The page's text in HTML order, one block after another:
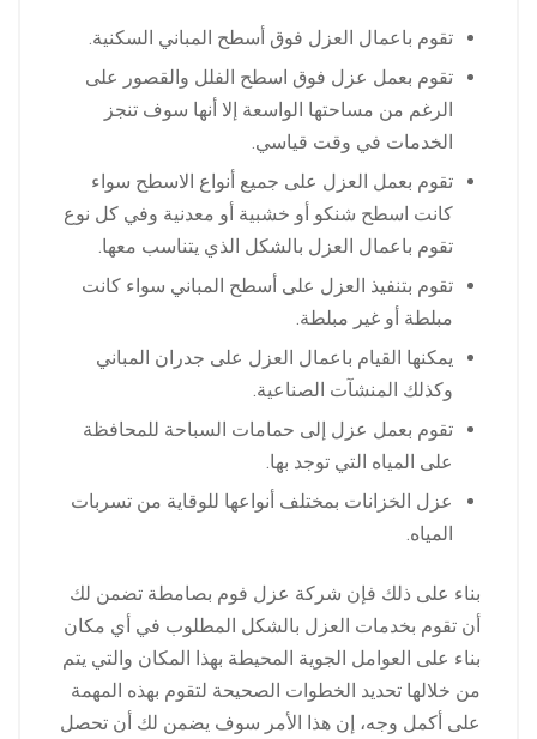
تقوم باعمال العزل فوق أسطح المباني السكنية.
تقوم بعمل عزل فوق اسطح الفلل والقصور على
الرغم من مساحتها الواسعة إلا أنها سوف تنجز
الخدمات في وقت قياسي.
تقوم بعمل العزل على جميع أنواع الاسطح سواء
كانت اسطح شنكو أو خشبية أو معدنية وفي كل نوع
تقوم باعمال العزل بالشكل الذي يتناسب معها.
تقوم بتنفيذ العزل على أسطح المباني سواء كانت
مبلطة أو غير مبلطة.
يمكنها القيام باعمال العزل على جدران المباني
وكذلك المنشآت الصناعية.
تقوم بعمل عزل إلى حمامات السباحة للمحافظة
على المياه التي توجد بها.
عزل الخزانات بمختلف أنواعها للوقاية من تسربات
المياه.
بناء على ذلك فإن شركة عزل فوم بصامطة تضمن لك
أن تقوم بخدمات العزل بالشكل المطلوب في أي مكان
بناء على العوامل الجوية المحيطة بهذا المكان والتي يتم
من خلالها تحديد الخطوات الصحيحة لتقوم بهذه المهمة
على أكمل وجه، إن هذا الأمر سوف يضمن لك أن تحصل